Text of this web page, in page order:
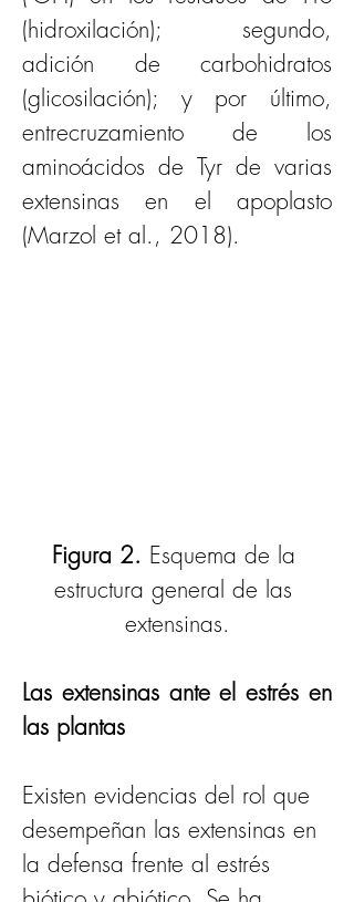
(hidroxilación); segundo,
adición de carbohidratos
(glicosilación); y por último,
entrecruzamiento de los
aminoácidos de Tyr de varias
extensinas en el apoplasto
(Marzol et al., 2018).
Figura 2. Esquema de la
estructura general de las
extensinas.
Las extensinas ante el estrés en
las plantas
Existen evidencias del rol que
desempeñan las extensinas en
la defensa frente al estrés